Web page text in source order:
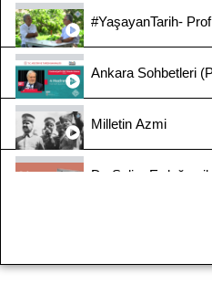
#YaşayanTarih-
Ankara Sohbetleri
Milletin Azmi
Dr. Selim Erdoğan